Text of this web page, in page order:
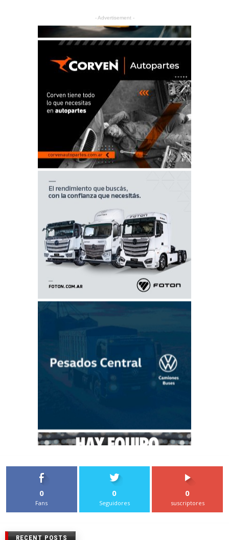
- Advertisement -
0
Fans
0
Seguidores
0
suscriptores
RECENT POSTS